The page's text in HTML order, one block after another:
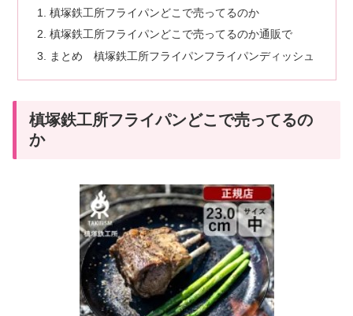
槙塚鉄工所フライパンどこで売ってるのか
槙塚鉄工所フライパンどこで売ってるのか通販で
まとめ 槙塚鉄工所フライパンフライパンディッシュ
槙塚鉄工所フライパンどこで売ってるの
か